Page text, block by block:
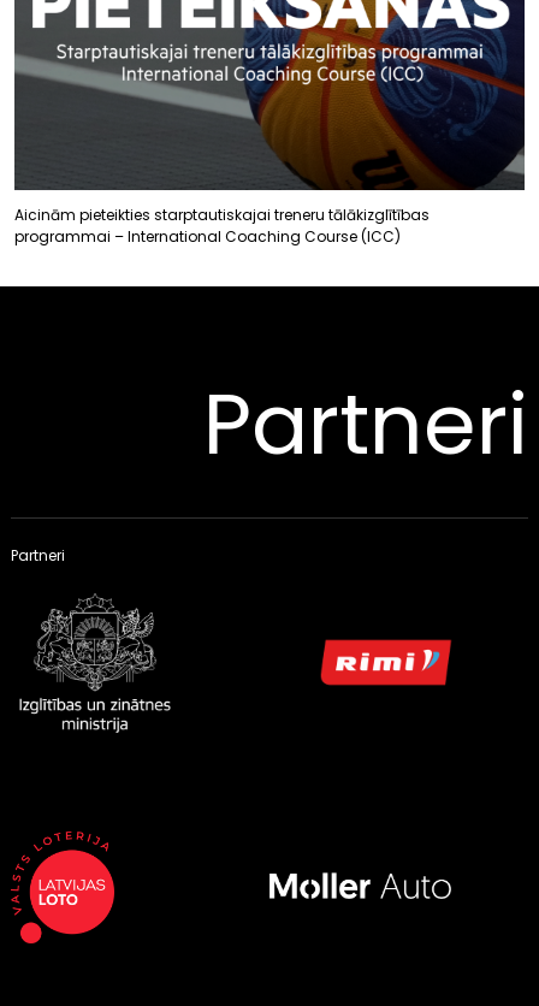
Aicinām pieteikties starptautiskajai treneru tālākizglītības
programmai – International Coaching Course (ICC)
Partneri
Partneri